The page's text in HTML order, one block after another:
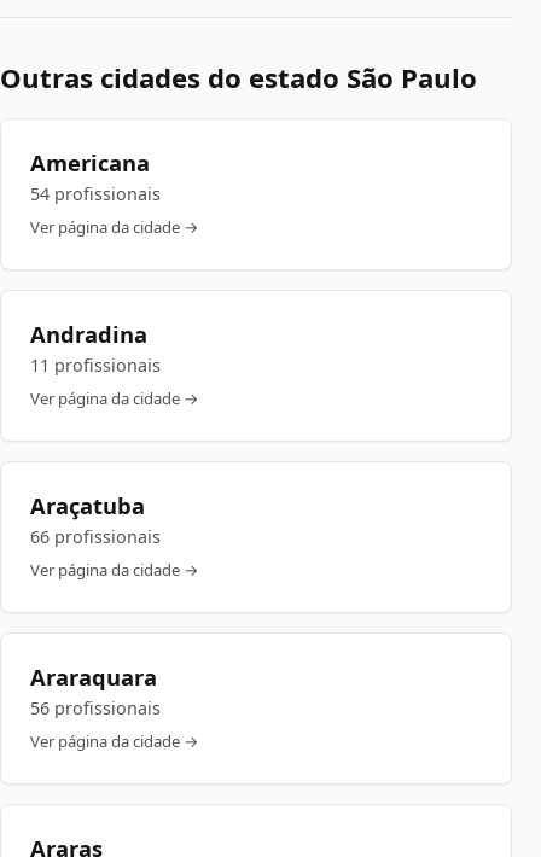
Outras cidades do estado São Paulo
Americana
54 profissionais
Ver página da cidade →
Andradina
11 profissionais
Ver página da cidade →
Araçatuba
66 profissionais
Ver página da cidade →
Araraquara
56 profissionais
Ver página da cidade →
Araras